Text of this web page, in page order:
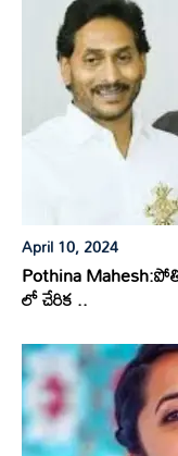
April 10, 2024
Pothina
లో చేరిక ..